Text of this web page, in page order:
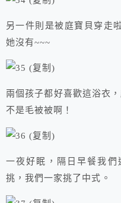
另一件則是被庭寶貝穿走
她沒有~~~
兩個孩子都好喜歡這浴衣
不是毛被被啊！
一夜好眠，隔日早餐我們
挑，我們一家挑了中式。